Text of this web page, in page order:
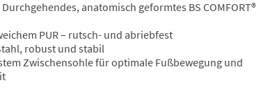
Durchgehendes, anatomisch geformtes BS COMFORT®
PUR – rutsch- und abriebfest
robust und stabil
Zwischensohle für optimale Fußbewegung und